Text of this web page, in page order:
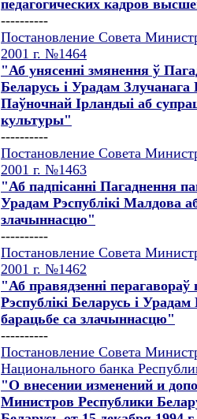
педагогических кадров
----------
Постановление Совета
2001 г. №1464
"Аб унясеннi змянення ў
Беларусь i Урадам
Паўночнай Iрландыi аб
культуры"
----------
Постановление Совета
2001 г. №1463
"Аб падпiсаннi Пагаднення
Урадам Рэспублiкi Малдова
злачыннасцю"
----------
Постановление Совета
2001 г. №1462
"Аб правядзеннi
Рэспублiкi Беларусь i
барацьбе са злачыннасцю"
----------
Постановление Совета
Национального банка
"О внесении изменений и
Министров Республики